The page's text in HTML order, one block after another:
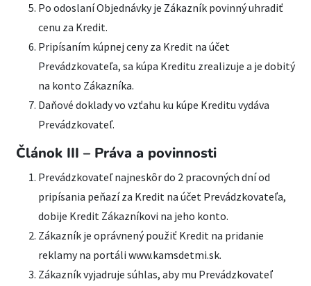
Po odoslaní Objednávky je Zákazník povinný uhradiť
cenu za Kredit.
Pripísaním kúpnej ceny za Kredit na účet
Prevádzkovateľa, sa kúpa Kreditu zrealizuje a je dobitý
na konto Zákazníka.
Daňové doklady vo vzťahu ku kúpe Kreditu vydáva
Prevádzkovateľ.
Článok III – Práva a povinnosti
Prevádzkovateľ najneskôr do 2 pracovných dní od
pripísania peňazí za Kredit na účet Prevádzkovateľa,
dobije Kredit Zákazníkovi na jeho konto.
Zákazník je oprávnený použiť Kredit na pridanie
reklamy na portáli www.kamsdetmi.sk.
Zákazník vyjadruje súhlas, aby mu Prevádzkovateľ